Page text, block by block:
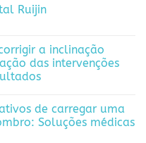
Ruijin
a inclinação
das intervenções
de carregar uma
Soluções médicas